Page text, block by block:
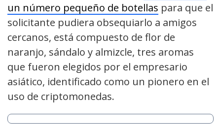
un número pequeño de botellas para que el
solicitante pudiera obsequiarlo a amigos
cercanos, está compuesto de flor de
naranjo, sándalo y almizcle, tres aromas
que fueron elegidos por el empresario
asiático, identificado como un pionero en el
uso de criptomonedas.